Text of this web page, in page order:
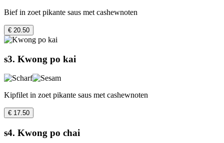
Bief in zoet pikante saus met cashewnoten
€ 20.50
s3. Kwong po kai
Kipfilet in zoet pikante saus met cashewnoten
€ 17.50
s4. Kwong po chai